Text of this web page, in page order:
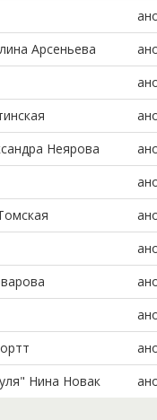
Арсеньева
Неярова
Нина Новак